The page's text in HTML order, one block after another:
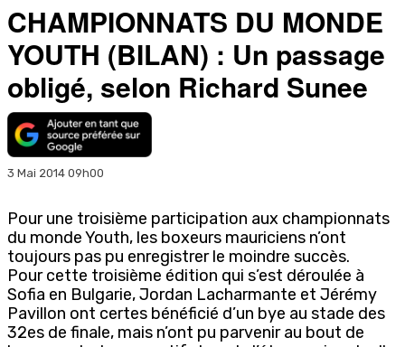
CHAMPIONNATS DU MONDE
YOUTH (BILAN) : Un passage
obligé, selon Richard Sunee
3 Mai 2014 09h00
Pour une troisième participation aux championnats
du monde Youth, les boxeurs mauriciens n’ont
toujours pas pu enregistrer le moindre succès.
Pour cette troisième édition qui s’est déroulée à
Sofia en Bulgarie, Jordan Lacharmante et Jérémy
Pavillon ont certes bénéficié d’un bye au stade des
32es de finale, mais n’ont pu parvenir au bout de